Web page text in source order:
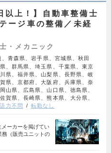
以上！】自動車整備士
ージ車の整備／未経
・メカニック
、青森県、岩手県、宮城県、秋田
、群馬県、埼玉県、千葉県、東京
県、福井県、山梨県、長野県、岐
県、京都府、大阪府、兵庫県、奈
山県、広島県、山口県、徳島県、
賀県、長崎県、熊本県、大分県、
力不問 転勤なし
ーカーを掲げてい
務（販売ユニットの